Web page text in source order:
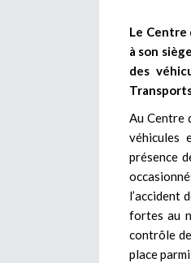
Le Centre
à son
des
Au Centre
véhicules
présence
l’accident
fortes au
contrôle
place